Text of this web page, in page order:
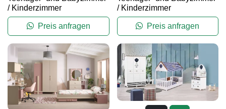
/ Kinderzimmer
Preis anfragen
/ Kinderzimmer
Preis anfragen